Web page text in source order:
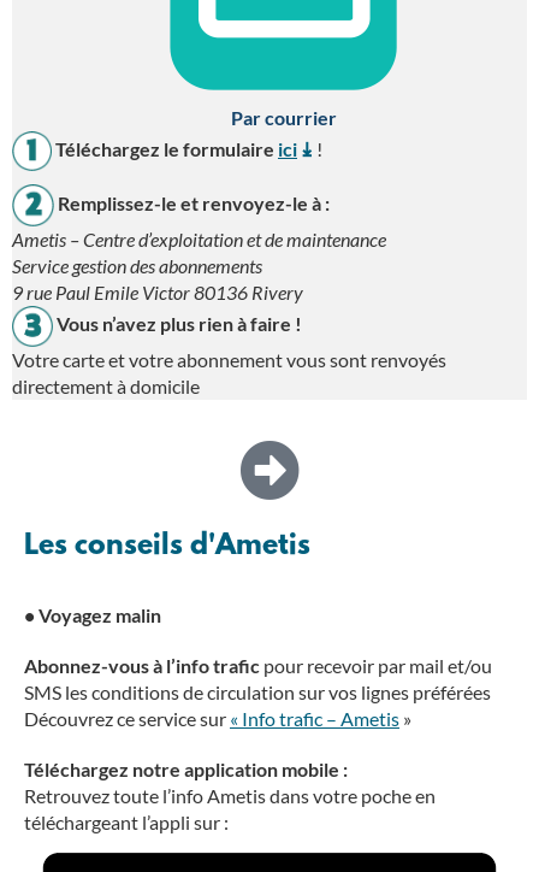
Par courrier
Téléchargez le formulaire ici !
Remplissez-le et renvoyez-le à :
Ametis – Centre d’exploitation et de maintenance
Service gestion des abonnements
9 rue Paul Emile Victor 80136 Rivery
Vous n’avez plus rien à faire !
Votre carte et votre abonnement vous sont renvoyés
directement à domicile
Les conseils d'Ametis
• Voyagez malin
Abonnez-vous à l’info trafic pour recevoir par mail et/ou
SMS les conditions de circulation sur vos lignes préférées
Découvrez ce service sur « Info trafic – Ametis »
Téléchargez notre application mobile :
Retrouvez toute l’info Ametis dans votre poche en
téléchargeant l’appli sur :